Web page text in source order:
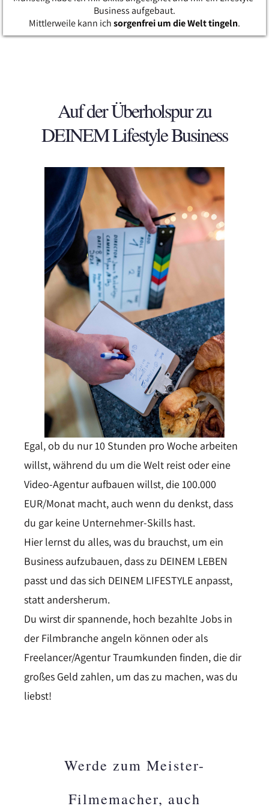
Business aufgebaut.
Mittlerweile kann ichsorgenfrei um die Welt tingeln.
Auf der Überholspur zu
DEINEM Lifestyle Business
Egal, ob du nur 10 Stunden pro Woche arbeiten
willst, während du um die Welt reist oder eine
Video-Agentur aufbauen willst, die 100.000
EUR/Monat macht, auch wenn du denkst, dass
du gar keine Unternehmer-Skills hast.
Hier lernst du alles, was du brauchst, um ein
Business aufzubauen, dass zu DEINEM LEBEN
passt und das sich DEINEM LIFESTYLE anpasst,
statt andersherum.
Du wirst dir spannende, hoch bezahlte Jobs in
der Filmbranche angeln können oder als
Freelancer/Agentur Traumkunden finden, die dir
großes Geld zahlen, um das zu machen, was du
liebst!
Werde zum Meister-
Filmemacher, auch